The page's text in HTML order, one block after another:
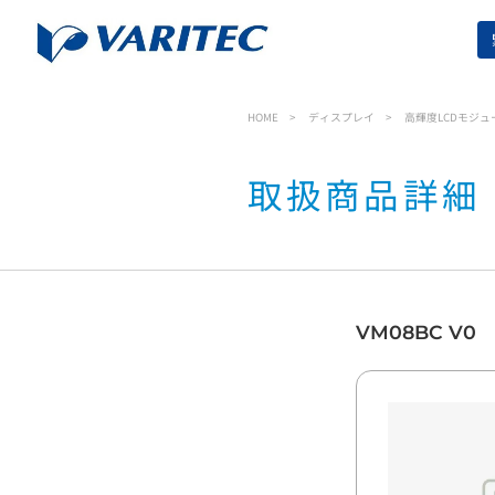
HOME ディスプレイ 高輝度LCDモジュ
取扱商品詳細
VM08BC V0